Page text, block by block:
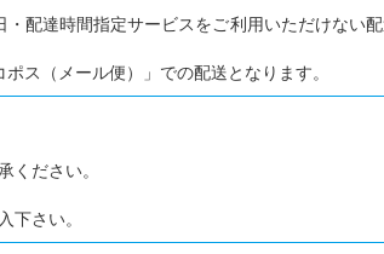
配達時間指定サービスをご利用いただけない
ス（メール便）」での配送となります。
ください。
下さい。